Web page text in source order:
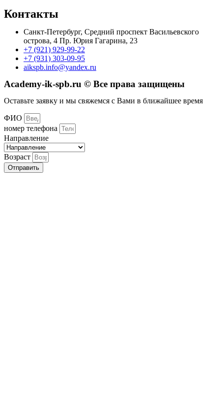
Контакты
Санкт-Петербург, Средний проспект Васильевского
острова, 4 Пр. Юрия Гагарина, 23
+7 (921) 929-99-22
+7 (931) 303-09-95
aikspb.info@yandex.ru
Academy-ik-spb.ru © Все права защищены
Оставьте заявку и мы свяжемся с Вами в ближайшее время
ФИО
номер телефона
Направление
Возраст
Отправить